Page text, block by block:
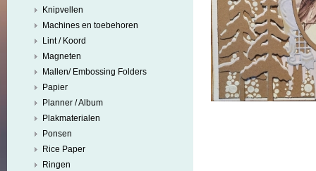
Knipvellen
Machines en toebehoren
Lint / Koord
Magneten
Mallen/ Embossing Folders
Papier
Planner / Album
Plakmaterialen
Ponsen
Rice Paper
Ringen